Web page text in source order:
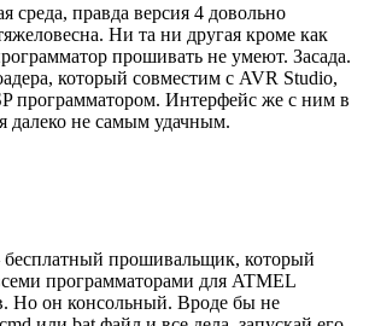
среда, правда версия 4 довольно
Ни та ни другая кроме как
прошивать не умеют. Засада.
который совместим с AVR Studio,
программатором. Интерфейс же с ним в
далеко не самым удачным.
прошивальщик, который
программаторами для ATMEL
Но он консольный. Вроде бы не